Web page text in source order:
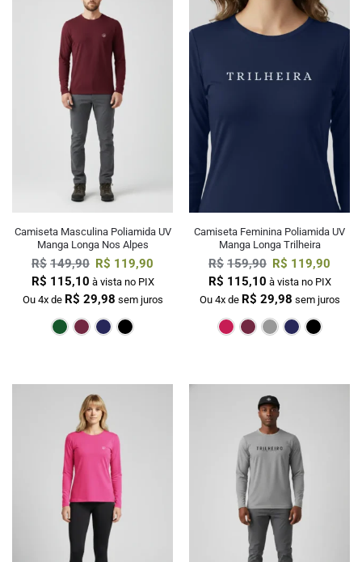
Camiseta Masculina Poliamida UV
Manga Longa Nos Alpes
R$ 149,90 R$ 119,90
R$ 115,10 à vista no PIX
Ou 4x de R$ 29,98 sem juros
Verde Escuro Preto
Camiseta Feminina Poliamida UV
Manga Longa Trilheira
R$ 159,90 R$ 119,90
R$ 115,10 à vista no PIX
Ou 4x de R$ 29,98 sem juros
PinkBordô